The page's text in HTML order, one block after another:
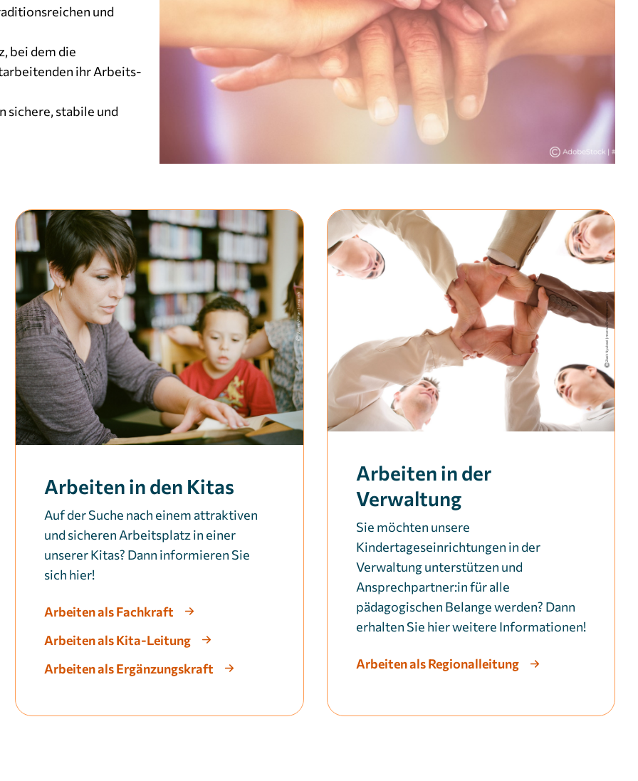
und
bei dem die
ihr Arbeits-
sichere, stabile und
Arbeiten in den Kitas
Auf der Suche nach einem attraktiven
und sicheren Arbeitsplatz in einer
unserer Kitas? Dann informieren Sie
sich hier!
Arbeiten als Fachkraft
Arbeiten als Kita-Leitung
Arbeiten als Ergänzungskraft
Arbeiten in der
Verwaltung
Sie möchten unsere
Kindertageseinrichtungen in der
Verwaltung unterstützen und
Ansprechpartner:in für alle
pädagogischen Belange werden? Dann
erhalten Sie hier weitere Informationen!
Arbeiten als Regionalleitung